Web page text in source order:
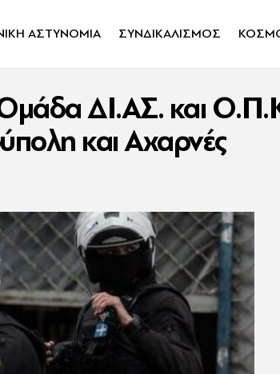
ΑΣΤΥΝΟΜΙΑ ΣΥΝΔΙΚΑΛΙΣΜΟΣ
ΔΙ.ΑΣ. και
και Αχαρνές